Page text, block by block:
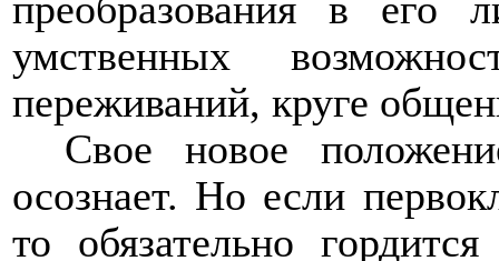
умственных
переживаний, круге
Свое новое
осознает. Но если
то обязательно